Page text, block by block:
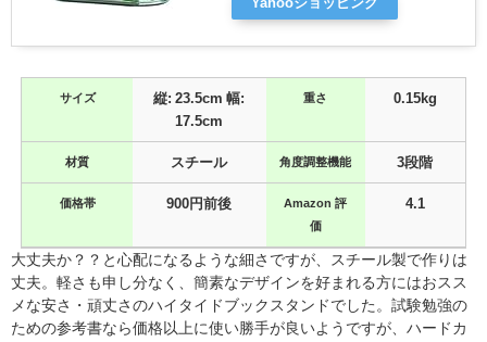
サイズ
縦: 23.5cm 幅:
17.5cm
重さ 0.15kg
材質 スチール 角度調整機能 3段階
価格帯 900円前後
Amazon 評
価
4.1
大丈夫か？？と心配になるような細さですが、スチール製で作りは
丈夫。軽さも申し分なく、簡素なデザインを好まれる方にはおスス
メな安さ・頑丈さのハイタイドブックスタンドでした。試験勉強の
ための参考書なら価格以上に使い勝手が良いようですが、ハードカ